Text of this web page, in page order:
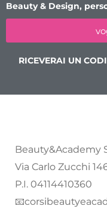
Beauty & Design,
RICEVERAI UN
Beauty&Academy
Via Carlo Zucchi
P.I. 04114410360